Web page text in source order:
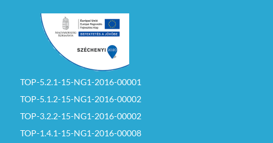
TOP-5.2.1-15-NG1-2016-00001
TOP-5.1.2-15-NG1-2016-00002
TOP-3.2.2-15-NG1-2016-00002
TOP-1.4.1-15-NG1-2016-00008